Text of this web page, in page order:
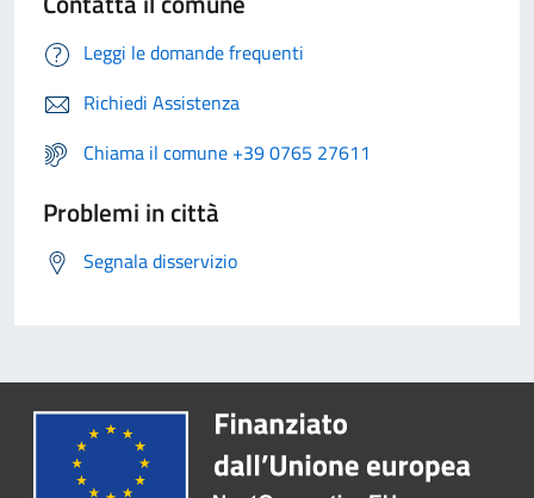
Leggi le domande frequenti
Richiedi Assistenza
Chiama il comune +39 0765 27611
Problemi in città
Segnala disservizio